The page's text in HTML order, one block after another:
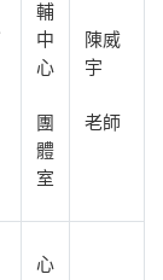
輔
中
心
團
體
室
陳威
宇
老師
心